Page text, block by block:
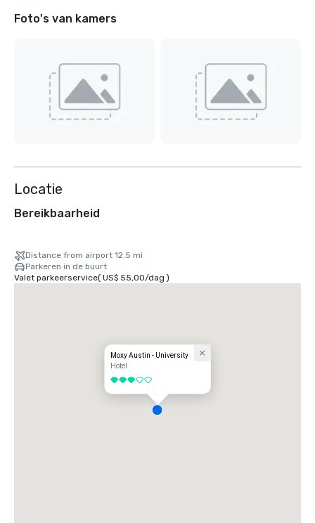
Foto's van kamers
Locatie
Bereikbaarheid
Distance from airport 12.5 mi
Parkeren in de buurt
Valet parkeerservice( US$ 55,00/dag )
Moxy Austin - University
Hotel
3 van 5